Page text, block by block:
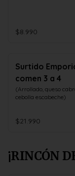
$8.990
Surtido
comen 3 a 4
(Arrollado, queso
cebolla escabeche)
$21.990
¡RINCÓN